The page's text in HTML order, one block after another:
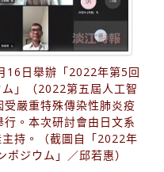
16日舉辦「2022年第5回
」（2022第五屆人工智
嚴重特殊傳染性肺炎疫
。本次研討會由日文系
持。（截圖自「2022年
ジウム」／邱若惠）